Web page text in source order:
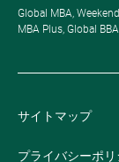
Global MBA,
MBA Plus, Global
サイトマップ
プライバシーポリ